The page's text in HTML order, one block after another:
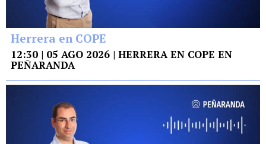
Herrera en COPE
12:30 | 05 AGO 2026 | HERRERA EN COPE EN
PEÑARANDA